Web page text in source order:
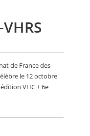
de France des
le 12 octobre
VHC + 6e